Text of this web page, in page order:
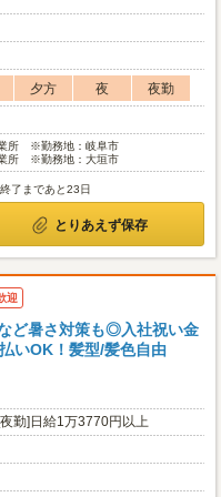
夕方 夜
夜勤
所 ※勤務地：岐阜市
所 ※勤務地：大垣市
了まであと23日
とりあえず保存
迎
ど暑さ対策も◎入社祝い金
いOK！髪型/髪色自由
勤]日給1万3770円以上